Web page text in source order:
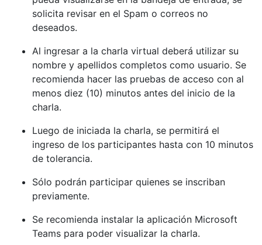
solicita revisar en el Spam o correos no
deseados.
Al ingresar a la charla virtual deberá utilizar su
nombre y apellidos completos como usuario. Se
recomienda hacer las pruebas de acceso con al
menos diez (10) minutos antes del inicio de la
charla.
Luego de iniciada la charla, se permitirá el
ingreso de los participantes hasta con 10 minutos
de tolerancia.
Sólo podrán participar quienes se inscriban
previamente.
Se recomienda instalar la aplicación Microsoft
Teams para poder visualizar la charla.